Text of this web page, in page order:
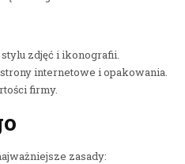
zdjęć i ikonografii.
internetowe i opakowania.
firmy.
zasady: